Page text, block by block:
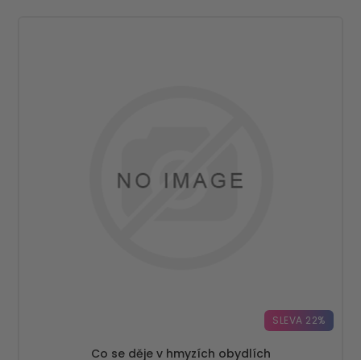
SLEVA 22%
Co se děje v hmyzích obydlích